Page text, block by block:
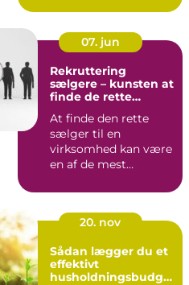
værdier,...
07. jun
Rekruttering
sælgere – kunsten at
finde de rette
At finde den rette
sælger til en
virksomhed kan være
en af de mest
20. nov
Sådan lægger du et
effektivt
husholdningsbudge